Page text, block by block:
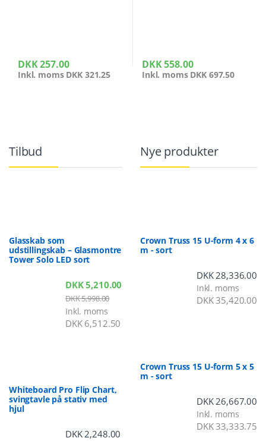
DKK257.00
Inkl. moms DKK 321.25
DKK558.00
Inkl. moms DKK 697.50
Tilbud
Glasskab som
udstillingskab – Glasmontre
Tower Solo LED sort
DKK5,210.00
DKK5,998.00
Inkl. moms
DKK6,512.50
Whiteboard Pro Flip Chart,
svingtavle på stativ med
hjul
DKK2,248.00
Nye produkter
Crown Truss 15 U-form 4 x 6
m - sort
DKK28,336.00
Inkl. moms
DKK35,420.00
Crown Truss 15 U-form 5 x 5
m - sort
DKK26,667.00
Inkl. moms
DKK33,333.75